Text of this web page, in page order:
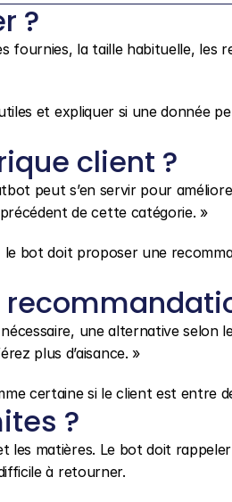
?
fournies, la taille habituelle, les
et expliquer si une donnée
client ?
peut s’en servir pour
de cette catégorie. »
bot doit proposer une
une alternative selon
plus d’aisance. »
certaine si le client est entre
?
les matières. Le bot doit
à retourner.